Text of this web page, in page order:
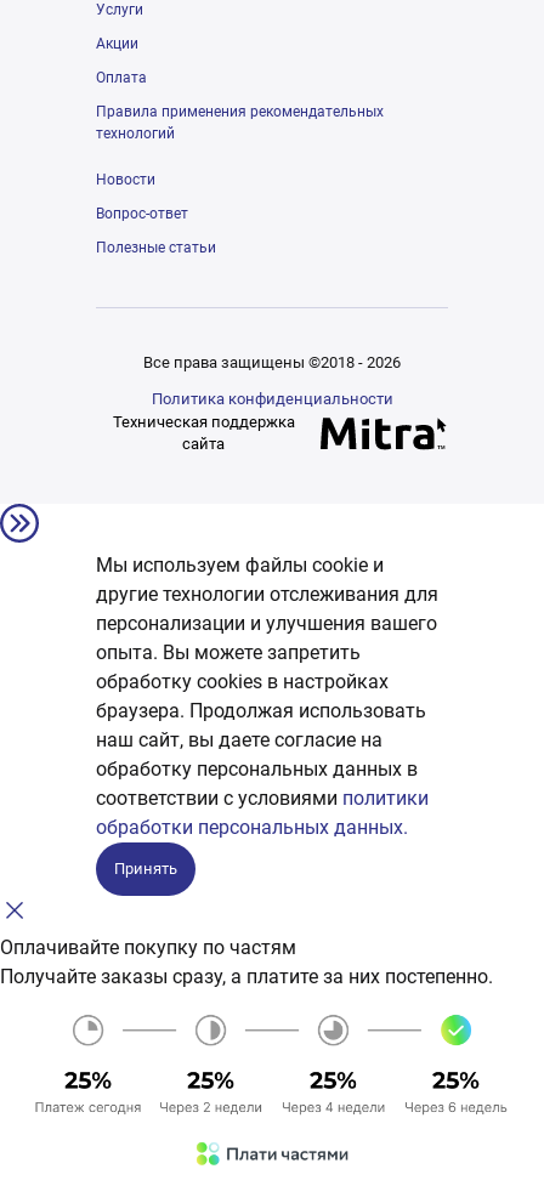
Услуги
Акции
Оплата
Правила применения рекомендательных
технологий
Новости
Вопрос-ответ
Полезные статьи
Все права защищены ©2018 - 2026
Политика конфиденциальности
Техническая поддержка
сайта
Мы используем файлы cookie и
другие технологии отслеживания для
персонализации и улучшения вашего
опыта. Вы можете запретить
обработку сookies в настройках
браузера. Продолжая использовать
наш сайт, вы даете согласие на
обработку персональных данных в
соответствии с условиями политики
обработки персональных данных.
Принять
Оплачивайте покупку по частям
Получайте заказы сразу, а платите за них постепенно.